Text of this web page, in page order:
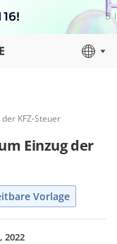
KFZ-Steuer
Einzug der
Vorlage
2022